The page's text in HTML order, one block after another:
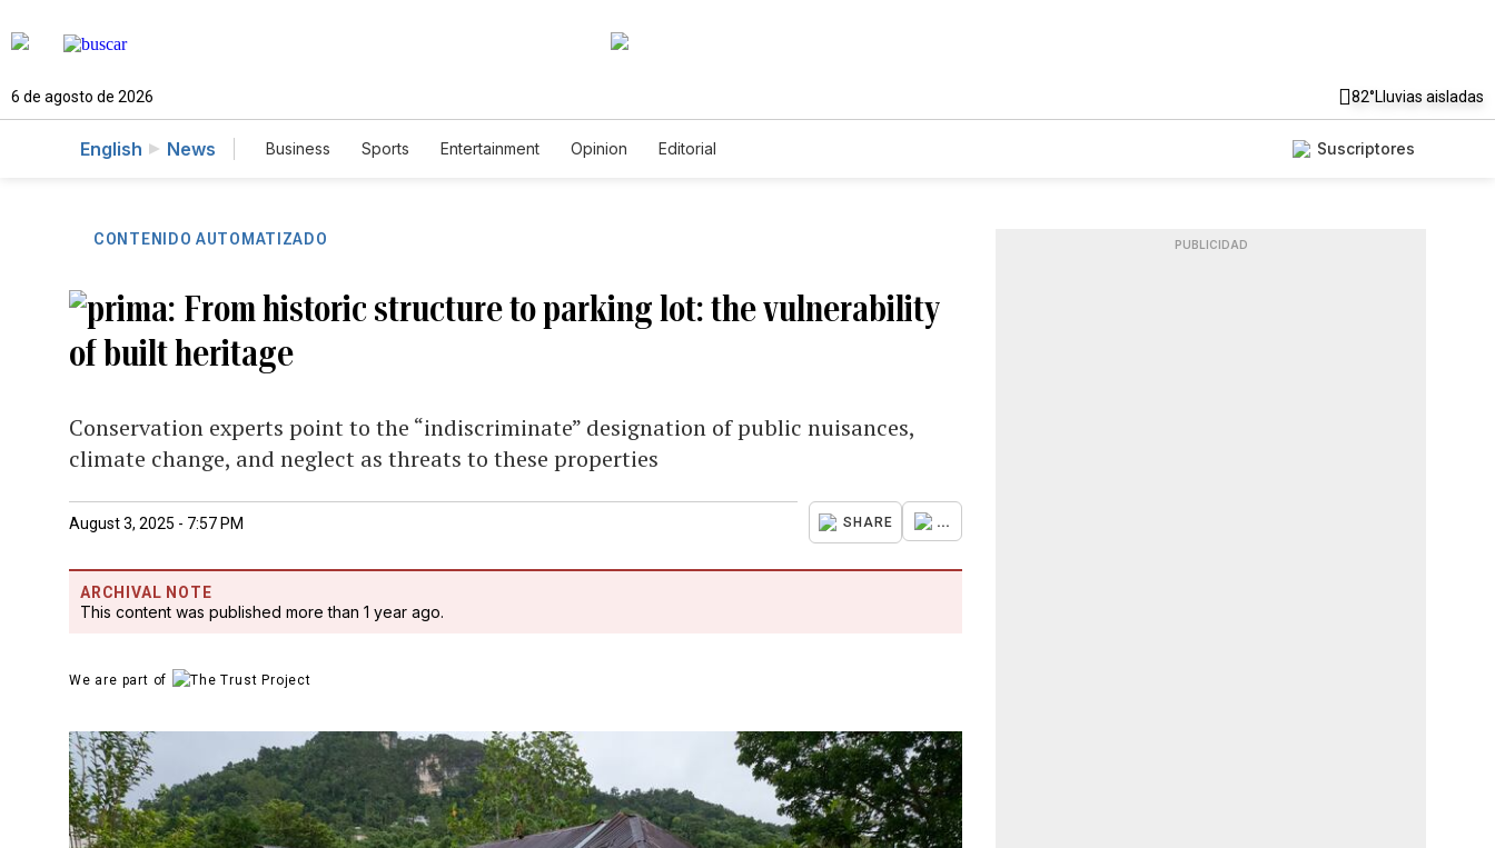
6 de agosto de 2026 82°Lluvias aisladas
English News Business Sports Entertainment Opinion Editorial Suscriptores
CONTENIDO AUTOMATIZADO
From historic structure to parking lot: the vulnerability
of built heritage
Conservation experts point to the “indiscriminate” designation of public nuisances,
climate change, and neglect as threats to these properties
August 3, 2025 - 7:57 PM SHARE ...
ARCHIVAL NOTE
This content was published more than 1 year ago.
We are part of
PUBLICIDAD